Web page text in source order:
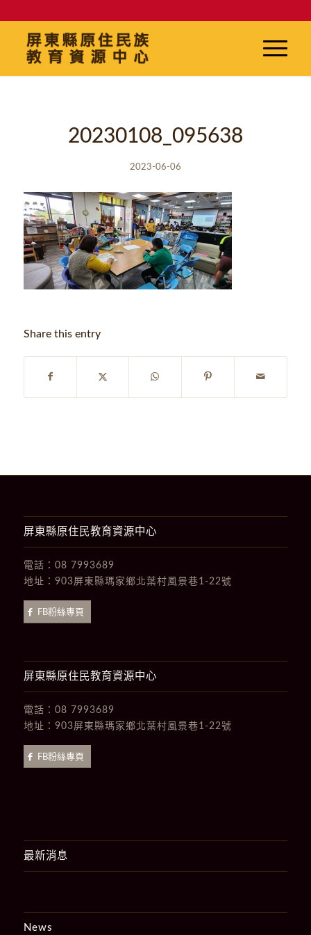
20230108_095638
2023-06-06
Share this entry
屏東縣原住民教育資源中心
電話： 08 7993689
地址： 903屏東縣瑪家鄉北葉村風景巷1-22號
FB粉絲專頁
屏東縣原住民教育資源中心
電話： 08 7993689
地址： 903屏東縣瑪家鄉北葉村風景巷1-22號
FB粉絲專頁
最新消息
News